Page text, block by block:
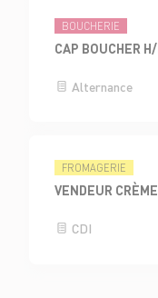
BOUCHERIE
CAP BOUCHER
Alternance
FROMAGERIE
VENDEUR
CDI